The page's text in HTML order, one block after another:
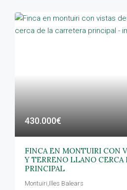
430.000€
FINCA EN MONTUIRI CON
Y TERRENO LLANO CERCA
PRINCIPAL
Montuïri,Illes Balears